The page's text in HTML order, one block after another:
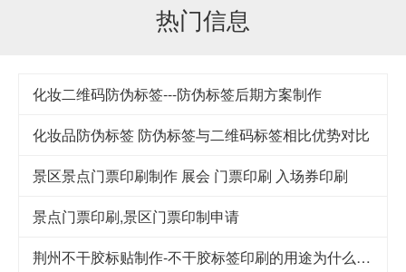
热门信息
化妆二维码防伪标签---防伪标签后期方案制作
化妆品防伪标签 防伪标签与二维码标签相比优势对比
景区景点门票印刷制作 展会 门票印刷 入场券印刷
景点门票印刷,景区门票印制申请
荆州不干胶标贴制作-不干胶标签印刷的用途为什么这么广泛